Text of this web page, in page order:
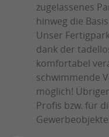
zugelassenes
hinweg die
Unser
dank der
komfortabel
schwimmende
möglich!
Profis bzw. für